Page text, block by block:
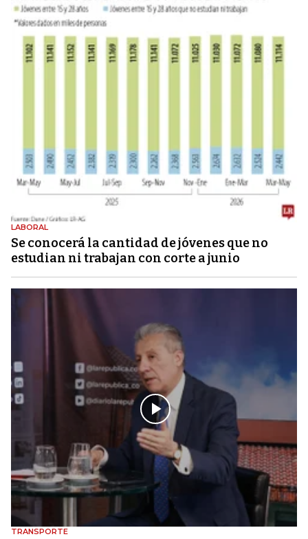
LABORAL
Se conocerá la cantidad de jóvenes que no
estudian ni trabajan con corte a junio
TRANSPORTE